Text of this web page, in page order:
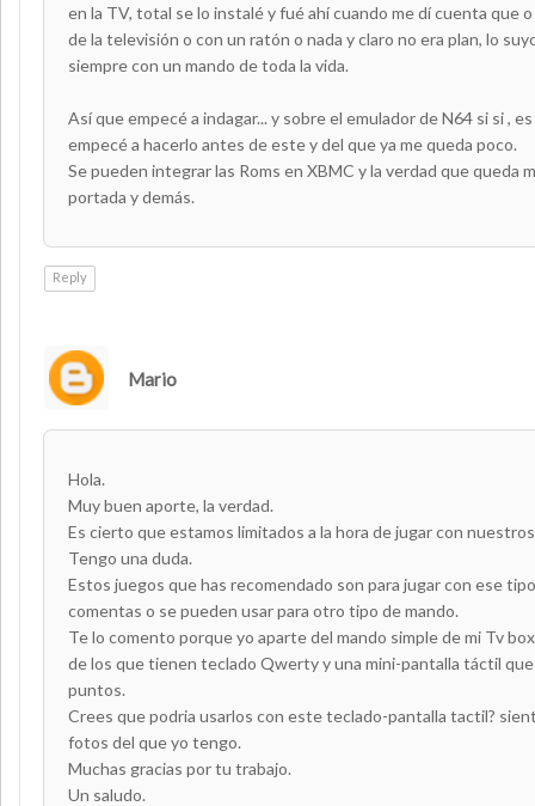
en la TV, total se lo instalé y fué ahí cuando me dí cuenta que
de la televisión o con un ratón o nada y claro no era plan, lo
siempre con un mando de toda la vida.
Así que empecé a indagar... y sobre el emulador de N64 si si ,
empecé a hacerlo antes de este y del que ya me queda poco.
Se pueden integrar las Roms en XBMC y la verdad que queda
portada y demás.
Reply
Mario
Hola.
Muy buen aporte, la verdad.
Es cierto que estamos limitados a la hora de jugar con
Tengo una duda.
Estos juegos que has recomendado son para jugar con ese
comentas o se pueden usar para otro tipo de mando.
Te lo comento porque yo aparte del mando simple de mi Tv
de los que tienen teclado Qwerty y una mini-pantalla táctil
puntos.
Crees que podria usarlos con este teclado-pantalla tactil?
fotos del que yo tengo.
Muchas gracias por tu trabajo.
Un saludo.